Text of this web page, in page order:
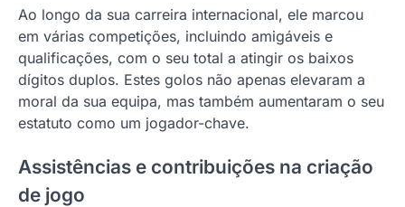
Ao longo da sua carreira internacional, ele marcou
em várias competições, incluindo amigáveis e
qualificações, com o seu total a atingir os baixos
dígitos duplos. Estes golos não apenas elevaram a
moral da sua equipa, mas também aumentaram o seu
estatuto como um jogador-chave.
Assistências e contribuições na criação
de jogo